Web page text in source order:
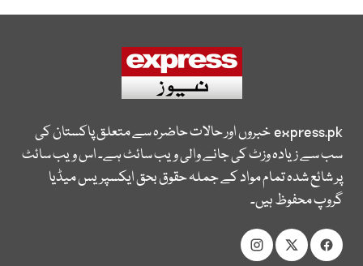
express.pkخبروں اور حالات حاضرہ سے متعلق پاکستان کی
سب سے زیادہ وزٹ کی جانے والی ویب سائٹ ہے۔ اس ویب سائٹ
پر شائع شدہ تمام مواد کے جملہ حقوق بحق ایکسپریس میڈیا
گروپ محفوظ ہیں۔